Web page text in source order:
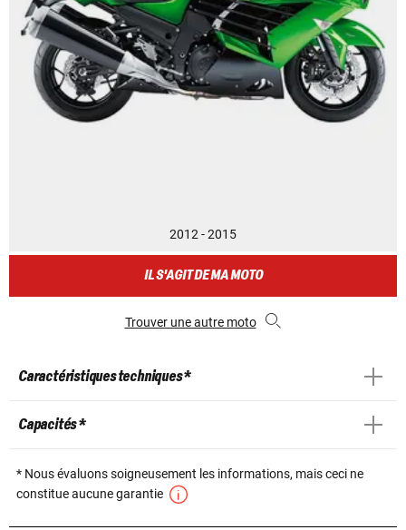
2012 - 2015
IL S'AGIT DE MA MOTO
Trouver une autre moto
Caractéristiques techniques *
Capacités *
* Nous évaluons soigneusement les informations, mais ceci ne
constitue aucune garantie